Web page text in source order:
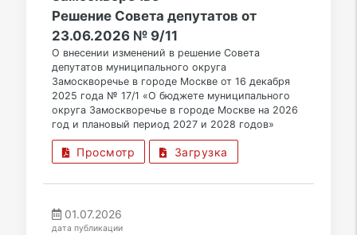
Решение Совета депутатов от
23.06.2026 № 9/11
О внесении изменений в решение Совета
депутатов муниципального округа
Замоскворечье в городе Москве от 16 декабря
2025 года № 17/1 «О бюджете муниципального
округа Замоскворечье в городе Москве на 2026
год и плановый период 2027 и 2028 годов»
Просмотр Загрузка
01.07.2026
дата публикации